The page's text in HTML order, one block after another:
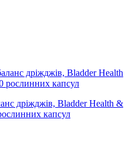
дріжджів, Bladder Health &
капсул